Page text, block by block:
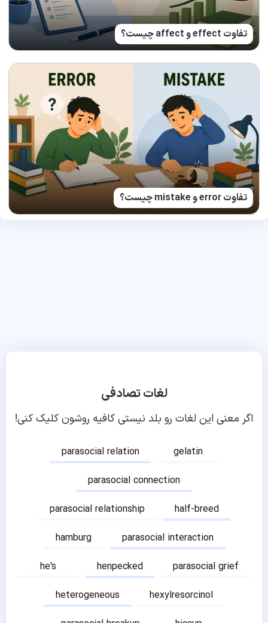
تفاوت effect و affect چیست؟
تفاوت error و mistake چیست؟
لغات تصادفی
اگر معنی این لغات رو بلد نیستی کافیه روشون کلیک کنی!
parasocial relation
gelatin
parasocial connection
parasocial relationship
half-breed
hamburg
parasocial interaction
he's
henpecked
parasocial grief
heterogeneous
hexylresorcinol